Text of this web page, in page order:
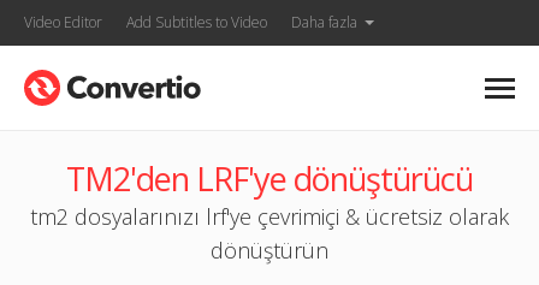
Video Editor Add Subtitles to Video Daha fazla
TM2'den LRF'ye dönüştürücü
tm2 dosyalarınızı lrf'ye çevrimiçi & ücretsiz olarak
dönüştürün